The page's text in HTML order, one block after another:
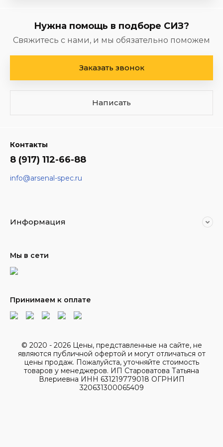
Нужна помощь в подборе СИЗ?
Свяжитесь с нами, и мы обязательно поможем
Заказать звонок
Написать
Контакты
8 (917) 112-66-88
info@arsenal-spec.ru
Информация
Мы в сети
Принимаем к оплате
© 2020 - 2026 Цены, представленные на сайте, не
являются публичной офертой и могут отличаться от
цены продаж. Пожалуйста, уточняйте стоимость
товаров у менеджеров. ИП Староватова Татьяна
Влериевна ИНН 631219779018 ОГРНИП
320631300065409